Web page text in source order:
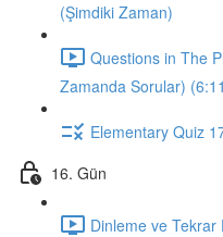
(Şimdiki Zaman)
Questions in The
Zamanda Sorular)
Elementary Quiz
16. Gün
Dinleme ve